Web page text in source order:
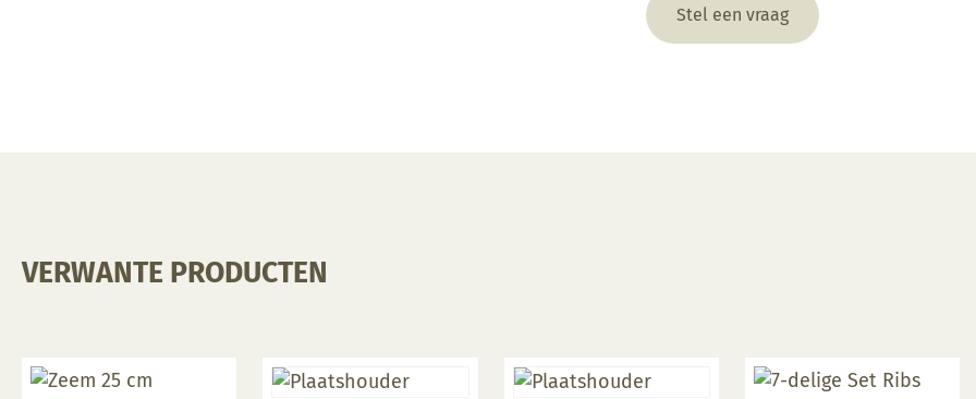
Stel een vraag
VERWANTE PRODUCTEN